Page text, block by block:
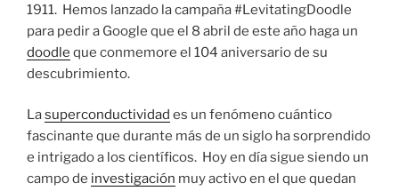
1911. Hemos lanzado la campaña #LevitatingDoodle
para pedir a Google que el 8 abril de este año haga un
doodle que conmemore el 104 aniversario de su
descubrimiento.
Lasuperconductividad es un fenómeno cuántico
fascinante que durante más de un siglo ha sorprendido
e intrigado a los científicos. Hoy en día sigue siendo un
campo de investigación muy activo en el que quedan